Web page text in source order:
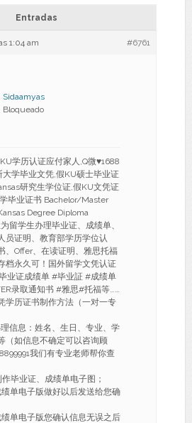
Entradas
1:04 am #6761
Sidaamyas
Bloqueado
学历认证应付家人,Q微♥1688
大学毕业文凭,假KU硕士毕业证
研究生学位证,假KU文凭证
毕业证书 Bachelor/Master
Degree Diploma
留学生办理毕业证、成绩单、
员证明、教育部学历学位认
、Offer、在读证明、雅思托福
档永久可！国外留学文凭认证
业证成绩单 #毕业証 #成绩单
录取通知书 #雅思#托福等……
学历证书制作方法（一对一专
信息：姓名、生日、专业、学
（如信息不确定可以咨询顾
我们有专业老师帮你查
毕业证、成绩单电子图；
单电子版做好以后发送给您确
单电子版您确认信息无误之后